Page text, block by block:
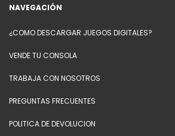
NAVEGACIÓN
¿COMO DESCARGAR JUEGOS DIGITALES?
VENDE TU CONSOLA
TRABAJA CON NOSOTROS
PREGUNTAS FRECUENTES
POLITICA DE DEVOLUCION